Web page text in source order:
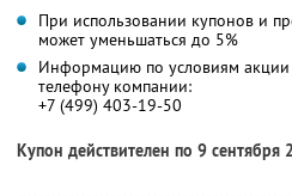
При использовании купонов и
может уменьшаться до 5%
Информацию по условиям акции
телефону компании:
+7 (499) 403-19-50
Купон действителен по 9 сентября